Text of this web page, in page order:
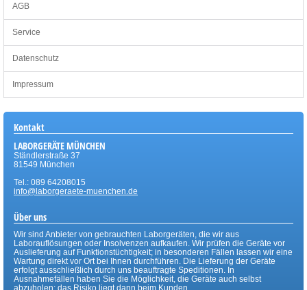
AGB
Service
Datenschutz
Impressum
Kontakt
LABORGERÄTE MÜNCHEN
Ständlerstraße 37
81549 München
Tel.: 089 64208015
info@laborgeraete-muenchen.de
Über uns
Wir sind Anbieter von gebrauchten Laborgeräten, die wir aus
Laborauflösungen oder Insolvenzen aufkaufen. Wir prüfen die Geräte vor
Auslieferung auf Funktionstüchtigkeit; in besonderen Fällen lassen wir eine
Wartung direkt vor Ort bei Ihnen durchführen. Die Lieferung der Geräte
erfolgt ausschließlich durch uns beauftragte Speditionen. In
Ausnahmefällen haben Sie die Möglichkeit, die Geräte auch selbst
abzuholen; das Risiko liegt dann beim Kunden.